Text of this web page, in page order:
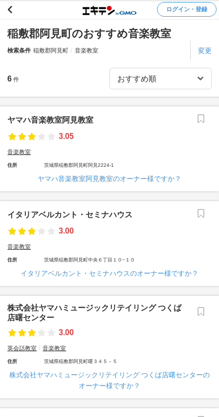
ログイン・登録
稲敷郡阿見町のおすすめ音楽教室
検索条件 稲敷郡阿見町 音楽教室 変更
6 件
ヤマハ音楽教室阿見教室
3.05
音楽教室
住所 茨城県稲敷郡阿見町阿見2224-1
ヤマハ音楽教室阿見教室のオーナー様ですか？
イタリアベルカント・セミナハウス
3.00
音楽教室
住所 茨城県稲敷郡阿見町中央６丁目１０−１０
イタリアベルカント・セミナハウスのオーナー様ですか？
株式会社ヤマハミュージックリテイリング つくば
店曙センター
3.00
英会話教室 音楽教室
住所 茨城県稲敷郡阿見町曙３４５－５
株式会社ヤマハミュージックリテイリング つくば店曙センターの
オーナー様ですか？